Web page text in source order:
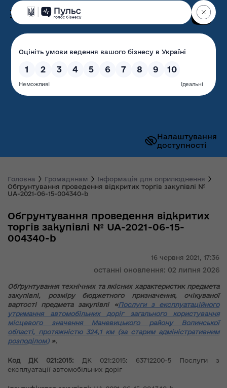
Налаштування
доступності
Волинська обласна
державна адміністрація
Головна Громадянам
Інформація для оприлюднення
Обгрунтування проведення відкритих торгів закупівлі №
UA-2021-06-15-004340-b
16 червня 2021, 17:36
останні оновлення: 02 липня 2026
Обгрунтування проведення відкритих
торгів закупівлі № UA-2021-06-15-
004340-b
Обґрунтування технічних та якісних характеристик предмета
закупівлі, розміру бюджетного призначення, очікуваної
вартості предмета закупівлі «Послуги з експлуатаційного
утримання автомобільних доріг загального користування
місцевого значення Маневицького району Волинської
області, протяжністю 324,1 км (за старим адміністративним
розподілом)».
Код ДК 021:2015: ДК 021:2015: 63712200-5 Послуги з
експлуатації автомобільних доріг